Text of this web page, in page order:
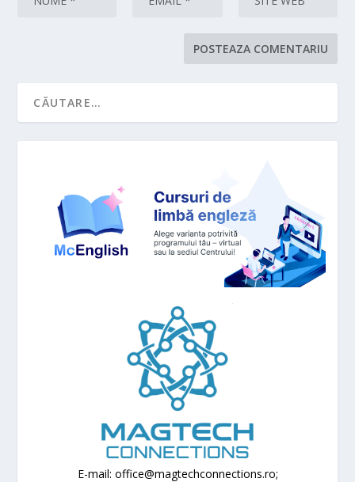
E-mail: office@magtechconnections.ro;